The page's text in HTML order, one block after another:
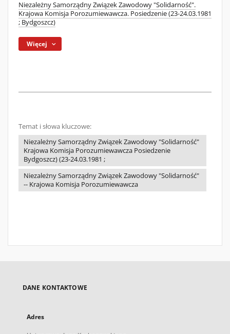
Niezależny Samorządny Związek Zawodowy "Solidarność".
Krajowa Komisja Porozumiewawcza. Posiedzenie (23-24.03.1981
; Bydgoszcz)
Więcej
Temat i słowa kluczowe:
Niezależny Samorządny Związek Zawodowy "Solidarność"
Krajowa Komisja Porozumiewawcza Posiedzenie
Bydgoszcz) (23-24.03.1981 ;
Niezależny Samorządny Związek Zawodowy "Solidarność"
-- Krajowa Komisja Porozumiewawcza
DANE KONTAKTOWE
Adres